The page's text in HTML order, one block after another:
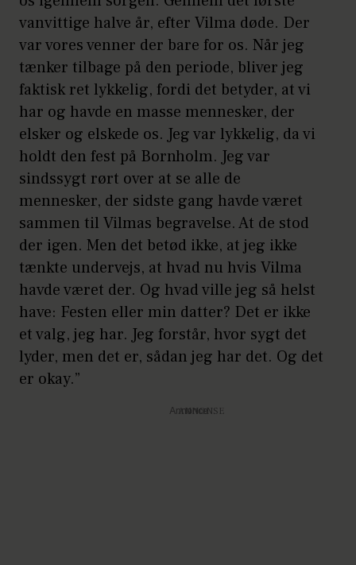
vanvittige halve år, efter Vilma døde. Der
var vores venner der bare for os. Når jeg
tænker tilbage på den periode, bliver jeg
faktisk ret lykkelig, fordi det betyder, at vi
har og havde en masse mennesker, der
elsker og elskede os. Jeg var lykkelig, da vi
holdt den fest på Bornholm. Jeg var
sindssygt rørt over at se alle de
mennesker, der sidste gang havde været
sammen til Vilmas begravelse. At de stod
der igen. Men det betød ikke, at jeg ikke
tænkte undervejs, at hvad nu hvis Vilma
havde været der. Og hvad ville jeg så helst
have: Festen eller min datter? Det er ikke
et valg, jeg har. Jeg forstår, hvor sygt det
lyder, men det er, sådan jeg har det. Og det
er okay.”
Annonce